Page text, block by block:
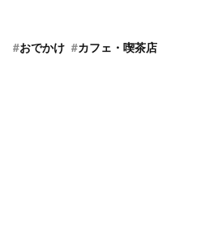
#おでかけ #カフェ・喫茶店